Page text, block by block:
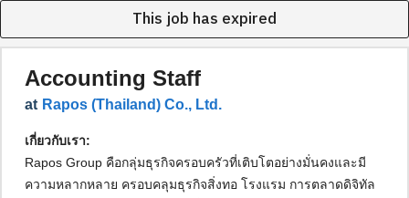
This job has expired
Accounting Staff
at Rapos (Thailand) Co., Ltd.
เกี่ยวกับเรา:
Rapos Group คือกลุ่มธุรกิจครอบครัวที่เติบโตอย่างมั่นคงและมี
ความหลากหลาย ครอบคลุมธุรกิจสิ่งทอ โรงแรม การตลาดดิจิทัล